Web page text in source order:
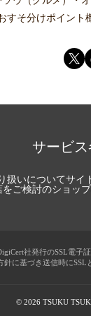
すそ分けポイント
サービ
扱いについてサイ
をご検討のショッ
社発行のSSL電子
針に基づき送信時にSSL
© 2026 TSUKU